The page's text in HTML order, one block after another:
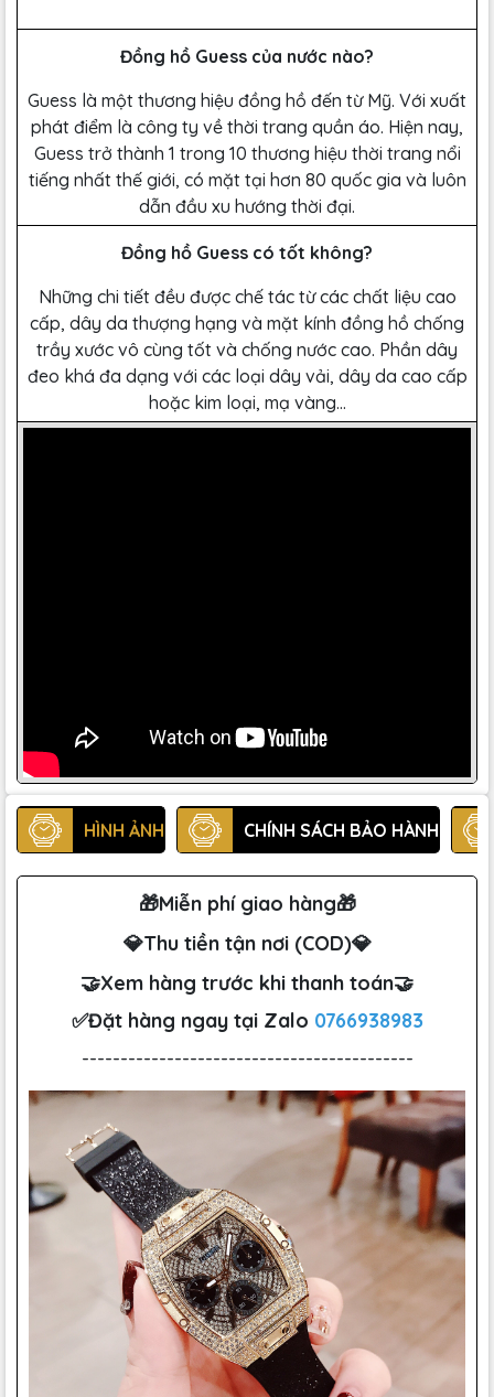
Đồng hồ Guess của nước nào?
Guess là một thương hiệu đồng hồ đến từ Mỹ. Với xuất
phát điểm là công ty về thời trang quần áo. Hiện nay,
Guess trở thành 1 trong 10 thương hiệu thời trang nổi
tiếng nhất thế giới, có mặt tại hơn 80 quốc gia và luôn
dẫn đầu xu hướng thời đại.
Đồng hồ Guess có tốt không?
Những chi tiết đều được chế tác từ các chất liệu cao
cấp, dây da thượng hạng và mặt kính đồng hồ chống
trầy xước vô cùng tốt và chống nước cao. Phần dây
đeo khá đa dạng với các loại dây vải, dây da cao cấp
hoặc kim loại, mạ vàng…
HÌNH ẢNH CHÍNH SÁCH BẢO HÀNH
🎁Miễn phí giao hàng🎁
💎Thu tiền tận nơi (COD)💎
🤝Xem hàng trước khi thanh toán🤝
✅Đặt hàng ngay tại Zalo 0766938983
-------------------------------------------